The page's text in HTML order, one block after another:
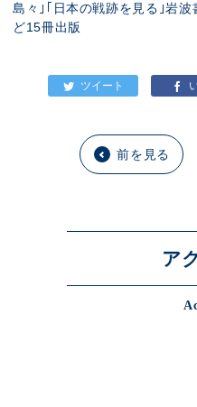
島々｣｢日本の戦跡を見る｣岩
ど15冊出版
前を見る
ア